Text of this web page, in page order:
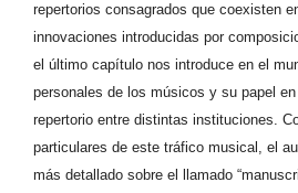
repertorios consagrados que coexisten
innovaciones introducidas por
el último capítulo nos introduce en el
personales de los músicos y su papel
repertorio entre distintas instituciones.
particulares de este tráfico musical, el
más detallado sobre el llamado